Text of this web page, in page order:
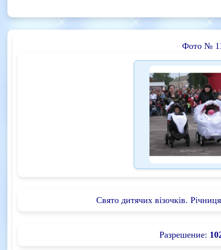
Фото №
Свято дитячих візочків.
Разрешение: